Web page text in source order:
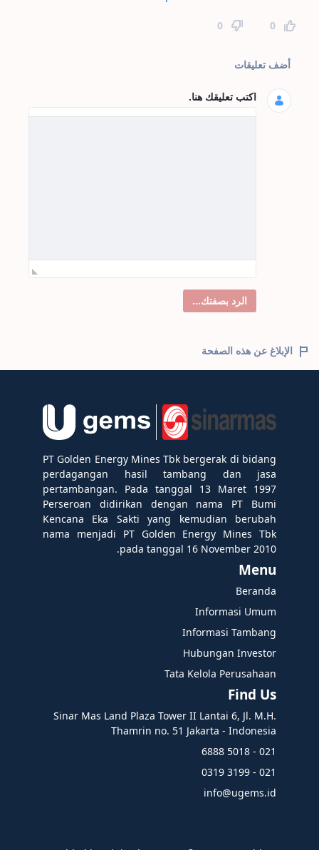
0
0
تعليقات الصفحة
أضف تعليقات
اكتب تعليقك هنا.
الرد بصفتك...
الإبلاغ عن هذه الصفحة
PT Golden Energy Mines Tbk bergerak di bidang
perdagangan hasil tambang dan jasa
pertambangan. Pada tanggal 13 Maret 1997
Perseroan didirikan dengan nama PT Bumi
Kencana Eka Sakti yang kemudian berubah
nama menjadi PT Golden Energy Mines Tbk
pada tanggal 16 November 2010.
Menu
Beranda
Informasi Umum
Informasi Tambang
Hubungan Investor
Tata Kelola Perusahaan
Find Us
Sinar Mas Land Plaza Tower II Lantai 6, Jl. M.H.
Thamrin no. 51 Jakarta - Indonesia
021 - 5018 6888
021 - 3199 0319
info@ugems.id